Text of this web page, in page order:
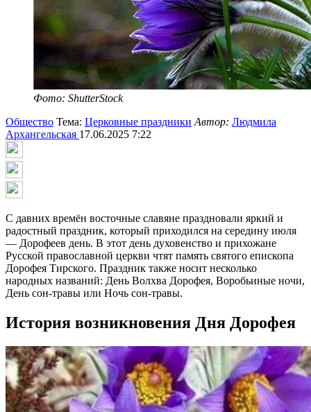
Фото: ShutterStock
Общество Тема: Церковные праздники Автор: Людмила
Архангельская 17.06.2025 7:22
С давних времён восточные славяне праздновали яркий и
радостный праздник, который приходился на середину июля
— Дорофеев день. В этот день духовенство и прихожане
Русской православной церкви чтят память святого епископа
Дорофея Тирского. Праздник также носит несколько
народных названий: День Волхва Дорофея, Воробьиные ночи,
День сон-травы или Ночь сон-травы.
История возникновения Дня Дорофея